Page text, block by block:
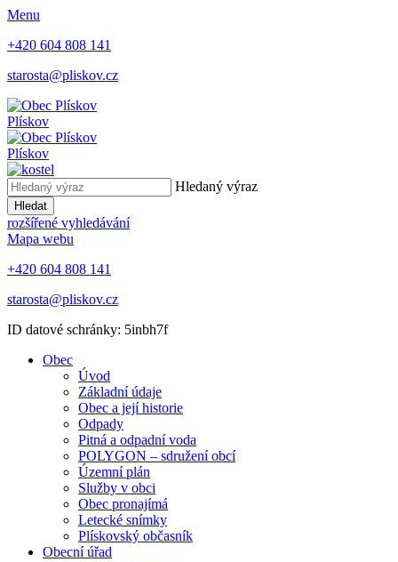
Menu
+420 604 808 141
starosta@pliskov.cz
Plískov
Plískov
Hledaný výraz
Hledat
rozšířené vyhledávání
Mapa webu
+420 604 808 141
starosta@pliskov.cz
ID datové schránky: 5inbh7f
Obec
Úvod
Základní údaje
Obec a její historie
Odpady
Pitná a odpadní voda
POLYGON – sdružení obcí
Územní plán
Služby v obci
Obec pronajímá
Letecké snímky
Plískovský občasník
Obecní úřad